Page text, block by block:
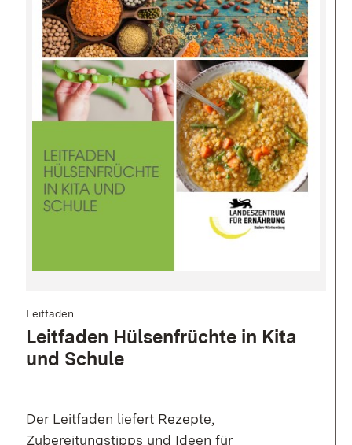
Leitfaden
Leitfaden Hülsenfrüchte in Kita
und Schule
Der Leitfaden liefert Rezepte,
Zubereitungstipps und Ideen für